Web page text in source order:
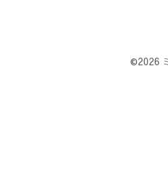
©2026